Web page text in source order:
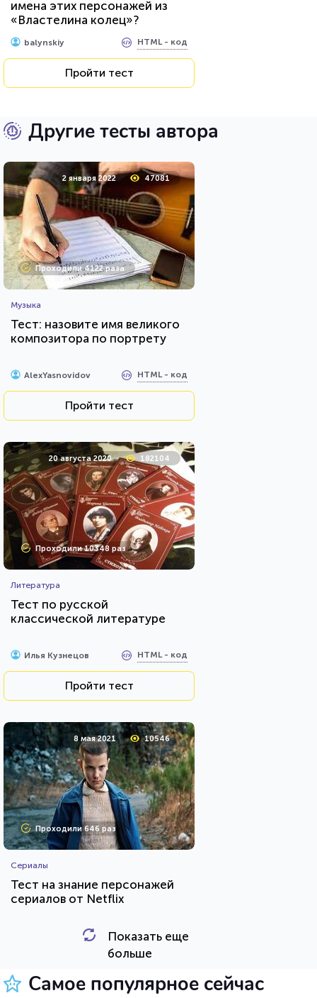
имена этих персонажей из
«Властелина колец»?
balynskiy HTML - код
Пройти тест
Другие тесты автора
2 января 2022 47081
Проходили 4122 раза
Музыка
Тест: назовите имя великого
композитора по портрету
AlexYasnovidov HTML - код
Пройти тест
20 августа 2020 182104
Проходили 10348 раз
Литература
Тест по русской
классической литературе
Илья Кузнецов HTML - код
Пройти тест
8 мая 2021 10546
Проходили 646 раз
Сериалы
Тест на знание персонажей
сериалов от Netflix
HTML - код
Показать еще
больше
Самое популярное сейчас